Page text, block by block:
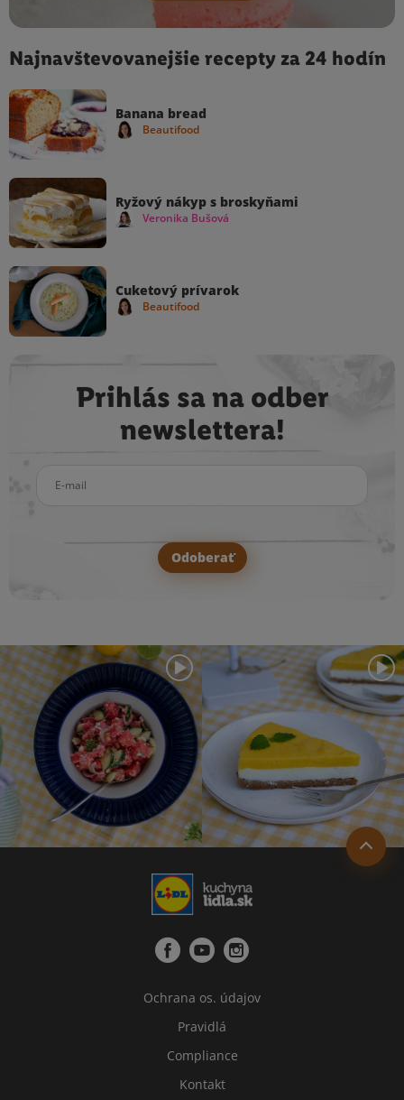
Najnavštevovanejšie recepty za 24 hodín
Banana bread
Beautifood
Ryžový nákyp s broskyňami
Veronika Bušová
Cuketový prívarok
Beautifood
Prihlás sa na odber
newslettera!
Odoberať
Ochrana os. údajov
Pravidlá
Compliance
Kontakt